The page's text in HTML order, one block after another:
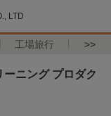
LTD
工場旅行 >>
ニング プロダク